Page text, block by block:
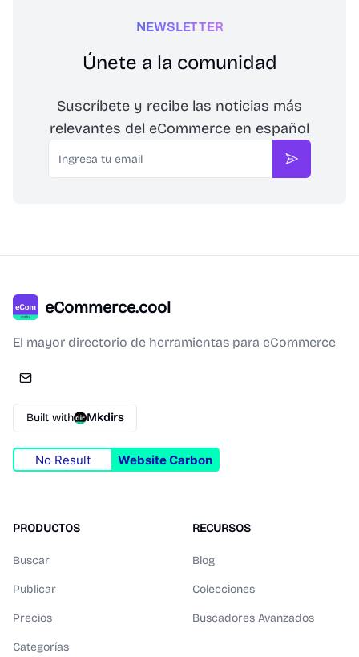
NEWSLETTER
Únete a la comunidad
Suscríbete y recibe las noticias más
relevantes del eCommerce en español
Email
Suscribirse
eCommerce.cool
El mayor directorio de herramientas para eCommerce
Built with Mkdirs
No Result Website Carbon
PRODUCTOS
Buscar
Publicar
Precios
Categorías
RECURSOS
Blog
Colecciones
Buscadores Avanzados